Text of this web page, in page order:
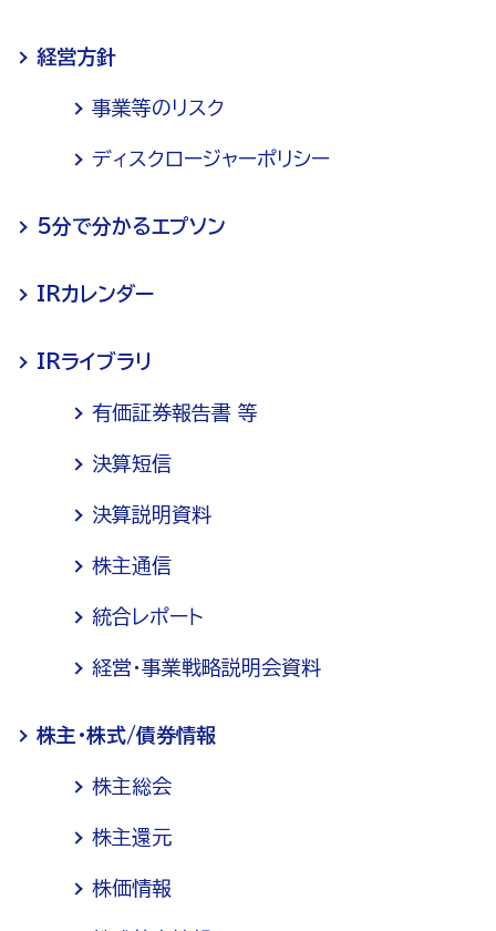
経営方針
事業等のリスク
ディスクロージャーポリシー
5分で分かるエプソン
IRカレンダー
IRライブラリ
有価証券報告書 等
決算短信
決算説明資料
株主通信
統合レポート
経営・事業戦略説明会資料
株主・株式/債券情報
株主総会
株主還元
株価情報